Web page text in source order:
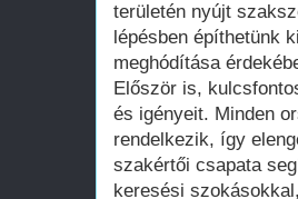
területén nyújt
lépésben építhetünk
meghódítása
Először is,
és igényeit. Minden
rendelkezik, így
szakértői csapata
keresési